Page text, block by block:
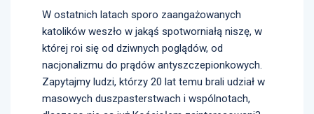
W ostatnich latach sporo zaangażowanych
katolików weszło w jakąś spotworniałą niszę, w
której roi się od dziwnych poglądów, od
nacjonalizmu do prądów antyszczepionkowych.
Zapytajmy ludzi, którzy 20 lat temu brali udział w
masowych duszpasterstwach i wspólnotach,